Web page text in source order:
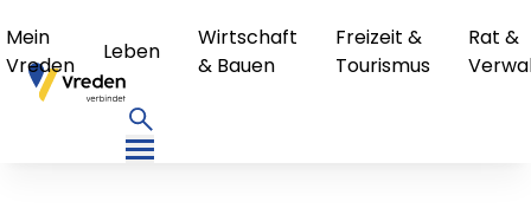
Mein
Vreden
Leben
Wirtschaft
& Bauen
Freizeit &
Tourismus
Rat &